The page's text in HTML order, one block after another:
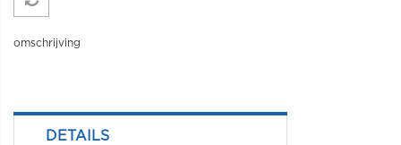
omschrijving
DETAILS